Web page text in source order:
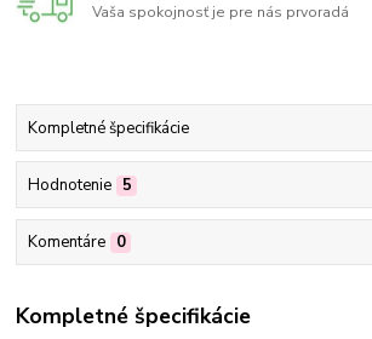
Vaša spokojnosť je pre nás prvoradá
Kompletné špecifikácie
Hodnotenie 5
Komentáre 0
Kompletné špecifikácie